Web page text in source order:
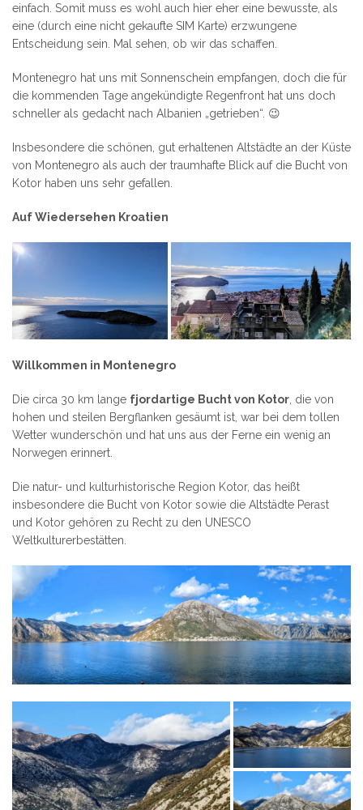
einfach. Somit muss es wohl auch hier eher eine bewusste, als
eine (durch eine nicht gekaufte SIM Karte) erzwungene
Entscheidung sein. Mal sehen, ob wir das schaffen.
Montenegro hat uns mit Sonnenschein empfangen, doch die für
die kommenden Tage angekündigte Regenfront hat uns doch
schneller als gedacht nach Albanien „getrieben“. 😉
Insbesondere die schönen, gut erhaltenen Altstädte an der Küste
von Montenegro als auch der traumhafte Blick auf die Bucht von
Kotor haben uns sehr gefallen.
Auf Wiedersehen Kroatien
Willkommen in Montenegro
Die circa 30 km lange fjordartige Bucht von Kotor , die von
hohen und steilen Bergflanken gesäumt ist, war bei dem tollen
Wetter wunderschön und hat uns aus der Ferne ein wenig an
Norwegen erinnert.
Die natur- und kulturhistorische Region Kotor, das heißt
insbesondere die Bucht von Kotor sowie die Altstädte Perast
und Kotor gehören zu Recht zu den UNESCO
Weltkulturerbestätten.